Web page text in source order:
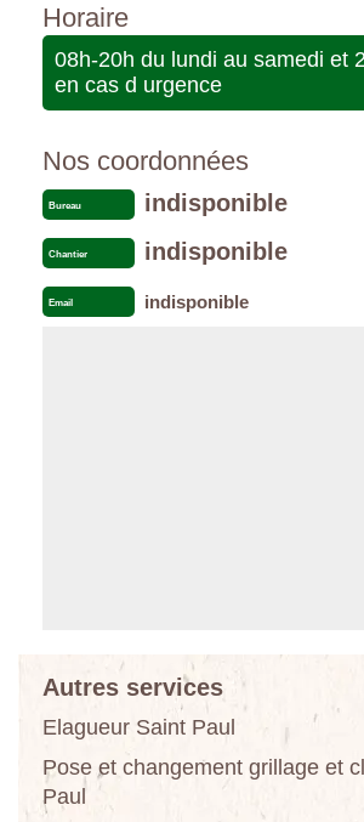
Horaire
08h-20h du lundi au samedi et
en cas d urgence
Nos coordonnées
Bureau indisponible
Chantier indisponible
Email indisponible
Autres services
Elagueur Saint Paul
Pose et changement grillage et
Paul